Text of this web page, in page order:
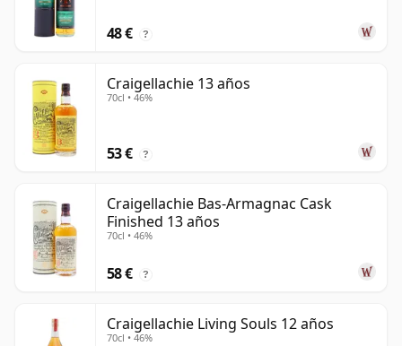
48 € ?
Craigellachie 13 años
70cl • 46%
53 € ?
Craigellachie Bas-Armagnac Cask
Finished 13 años
70cl • 46%
58 € ?
Craigellachie Living Souls 12 años
70cl • 46%